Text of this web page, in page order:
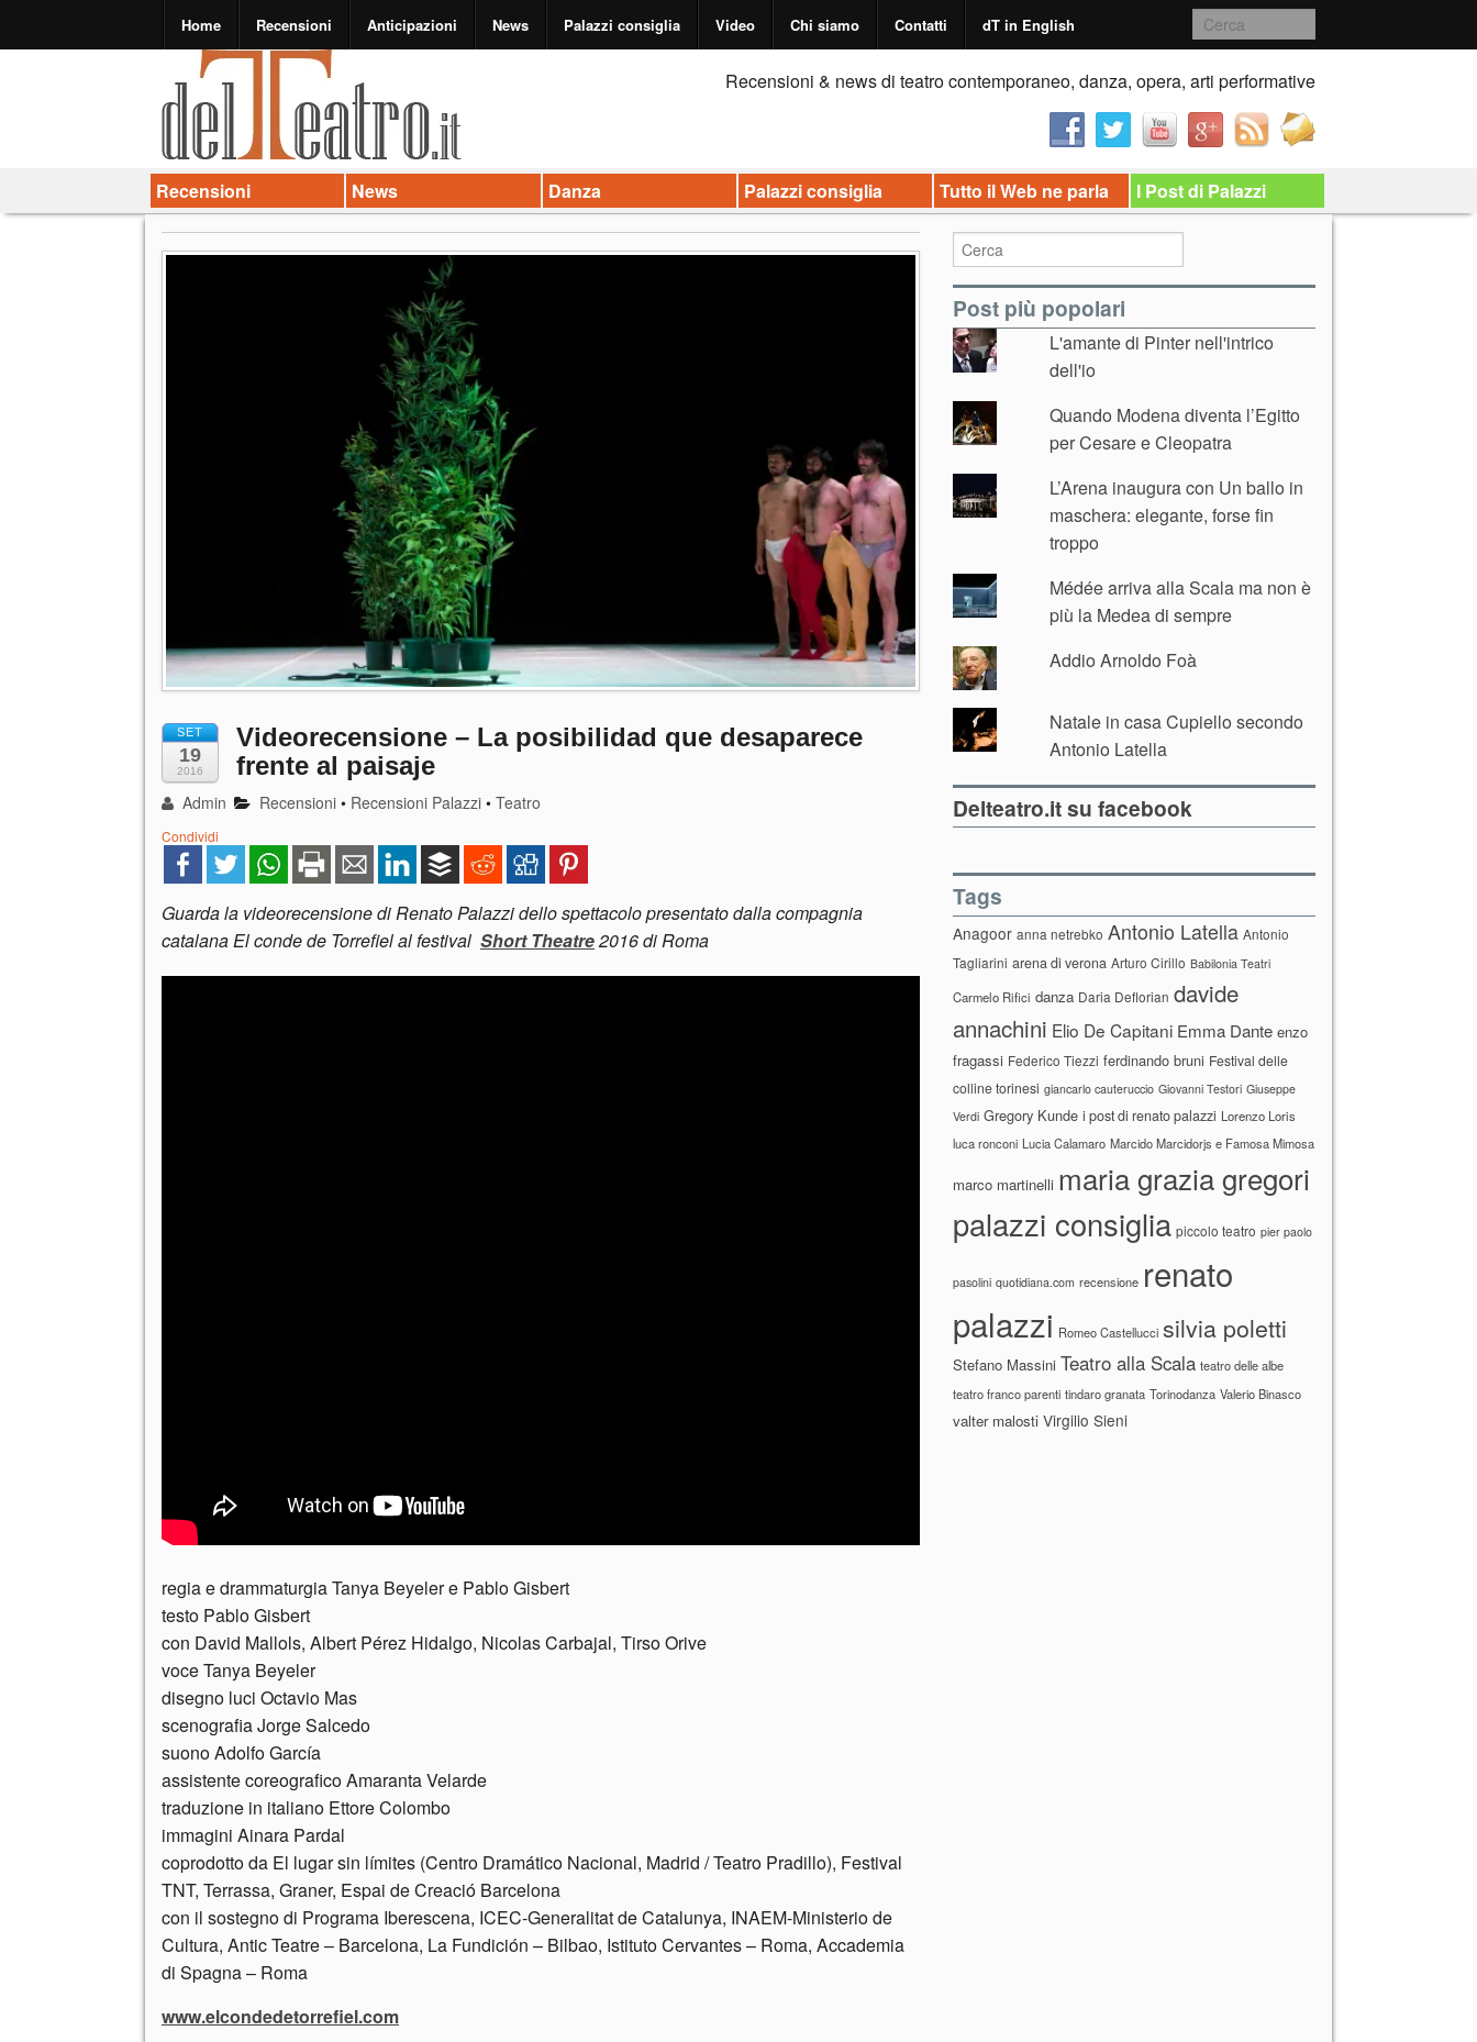
Home Recensioni Anticipazioni News Palazzi consiglia Video Chi siamo Contatti dT in English
Recensioni & news di teatro contemporaneo, danza, opera, arti performative
Recensioni News Danza Palazzi consiglia Tutto il Web ne parla I Post di Palazzi
SET
19
2016
Videorecensione – La posibilidad que desaparece
frente al paisaje
Admin Recensioni • Recensioni Palazzi •Teatro
Condividi
Guarda la videorecensione di Renato Palazzi dello spettacolo presentato dalla compagnia
catalana El conde de Torrefiel al festival Short Theatre2016 di Roma
regia e drammaturgia Tanya Beyeler e Pablo Gisbert
testo Pablo Gisbert
con David Mallols, Albert Pérez Hidalgo, Nicolas Carbajal, Tirso Orive
voce Tanya Beyeler
disegno luci Octavio Mas
scenografia Jorge Salcedo
suono Adolfo García
assistente coreografico Amaranta Velarde
traduzione in italiano Ettore Colombo
immagini Ainara Pardal
coprodotto da El lugar sin límites (Centro Dramático Nacional, Madrid / Teatro Pradillo), Festival
TNT, Terrassa, Graner, Espai de Creació Barcelona
con il sostegno di Programa Iberescena, ICEC-Generalitat de Catalunya, INAEM-Ministerio de
Cultura, Antic Teatre – Barcelona, La Fundición – Bilbao, Istituto Cervantes – Roma, Accademia
di Spagna – Roma
www.elcondedetorrefiel.com
Post più popolari
L'amante di Pinter nell'intrico
dell'io
Quando Modena diventa l’Egitto
per Cesare e Cleopatra
L’Arena inaugura con Un ballo in
maschera: elegante, forse fin
troppo
Médée arriva alla Scala ma non è
più la Medea di sempre
Addio Arnoldo Foà
Natale in casa Cupiello secondo
Antonio Latella
Delteatro.it su facebook
Tags
Anagoor anna netrebko Antonio Latella Antonio
Tagliarini arena di verona Arturo Cirillo Babilonia Teatri
Carmelo Rifici danza Daria Deflorian davide
annachini Elio De Capitani Emma Dante enzo
fragassi Federico Tiezzi ferdinando bruni Festival delle
colline torinesi giancarlo cauteruccio Giovanni Testori Giuseppe
Verdi Gregory Kunde i post di renato palazzi Lorenzo Loris
luca ronconi Lucia Calamaro Marcido Marcidorjs e Famosa Mimosa
marco martinelli maria grazia gregori
palazzi consiglia piccolo teatro pier paolo
pasolini quotidiana.com recensione renato
palazzi Romeo Castellucci silvia poletti
Stefano Massini Teatro alla Scala teatro delle albe
teatro franco parenti tindaro granata Torinodanza Valerio Binasco
valter malosti Virgilio Sieni